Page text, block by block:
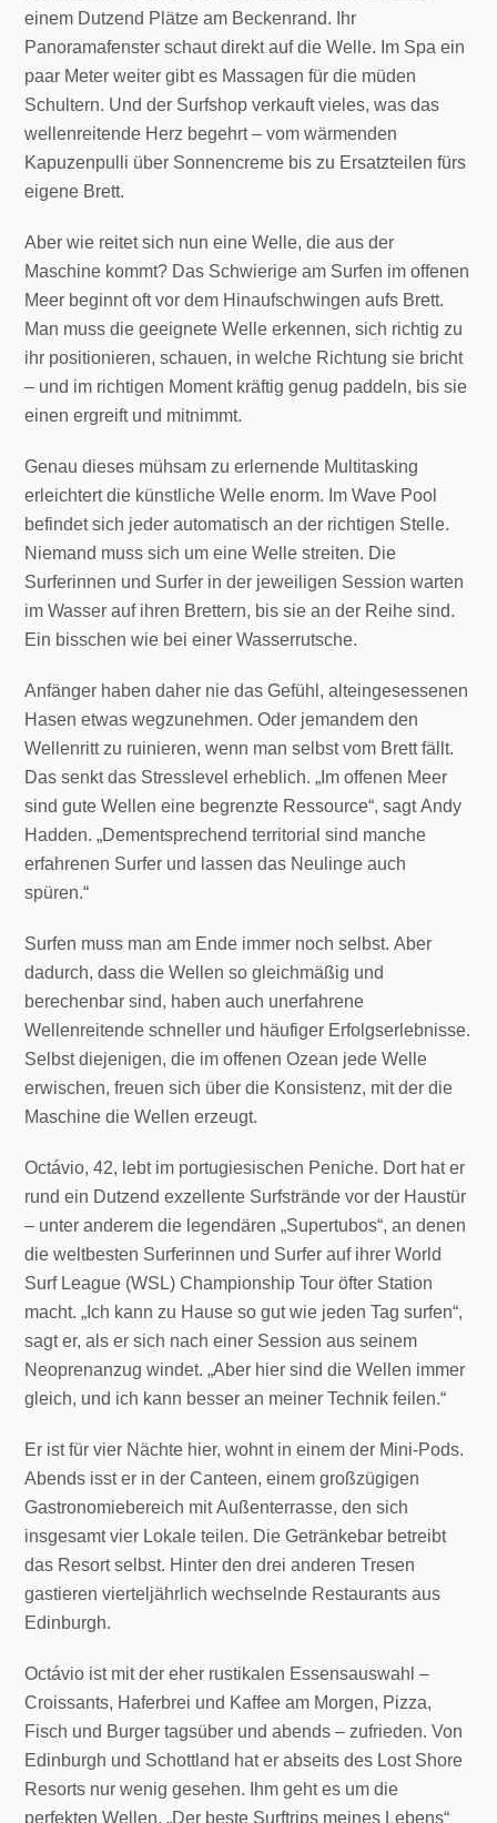
einem Dutzend Plätze am Beckenrand. Ihr
Panoramafenster schaut direkt auf die Welle. Im Spa ein
paar Meter weiter gibt es Massagen für die müden
Schultern. Und der Surfshop verkauft vieles, was das
wellenreitende Herz begehrt – vom wärmenden
Kapuzenpulli über Sonnencreme bis zu Ersatzteilen fürs
eigene Brett.
Aber wie reitet sich nun eine Welle, die aus der
Maschine kommt? Das Schwierige am Surfen im offenen
Meer beginnt oft vor dem Hinaufschwingen aufs Brett.
Man muss die geeignete Welle erkennen, sich richtig zu
ihr positionieren, schauen, in welche Richtung sie bricht
– und im richtigen Moment kräftig genug paddeln, bis sie
einen ergreift und mitnimmt.
Genau dieses mühsam zu erlernende Multitasking
erleichtert die künstliche Welle enorm. Im Wave Pool
befindet sich jeder automatisch an der richtigen Stelle.
Niemand muss sich um eine Welle streiten. Die
Surferinnen und Surfer in der jeweiligen Session warten
im Wasser auf ihren Brettern, bis sie an der Reihe sind.
Ein bisschen wie bei einer Wasserrutsche.
Anfänger haben daher nie das Gefühl, alteingesessenen
Hasen etwas wegzunehmen. Oder jemandem den
Wellenritt zu ruinieren, wenn man selbst vom Brett fällt.
Das senkt das Stresslevel erheblich. „Im offenen Meer
sind gute Wellen eine begrenzte Ressource“, sagt Andy
Hadden. „Dementsprechend territorial sind manche
erfahrenen Surfer und lassen das Neulinge auch
spüren.“
Surfen muss man am Ende immer noch selbst. Aber
dadurch, dass die Wellen so gleichmäßig und
berechenbar sind, haben auch unerfahrene
Wellenreitende schneller und häufiger Erfolgserlebnisse.
Selbst diejenigen, die im offenen Ozean jede Welle
erwischen, freuen sich über die Konsistenz, mit der die
Maschine die Wellen erzeugt.
Octávio, 42, lebt im portugiesischen Peniche. Dort hat er
rund ein Dutzend exzellente Surfstrände vor der Haustür
– unter anderem die legendären „Supertubos“, an denen
die weltbesten Surferinnen und Surfer auf ihrer World
Surf League (WSL) Championship Tour öfter Station
macht. „Ich kann zu Hause so gut wie jeden Tag surfen“,
sagt er, als er sich nach einer Session aus seinem
Neoprenanzug windet. „Aber hier sind die Wellen immer
gleich, und ich kann besser an meiner Technik feilen.“
Er ist für vier Nächte hier, wohnt in einem der Mini-Pods.
Abends isst er in der Canteen, einem großzügigen
Gastronomiebereich mit Außenterrasse, den sich
insgesamt vier Lokale teilen. Die Getränkebar betreibt
das Resort selbst. Hinter den drei anderen Tresen
gastieren vierteljährlich wechselnde Restaurants aus
Edinburgh.
Octávio ist mit der eher rustikalen Essensauswahl –
Croissants, Haferbrei und Kaffee am Morgen, Pizza,
Fisch und Burger tagsüber und abends – zufrieden. Von
Edinburgh und Schottland hat er abseits des Lost Shore
Resorts nur wenig gesehen. Ihm geht es um die
perfekten Wellen. „Der beste Surftrips meines Lebens“